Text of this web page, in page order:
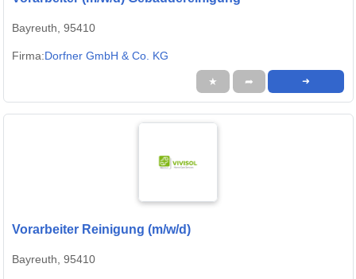
Bayreuth, 95410
Firma:Dorfner GmbH & Co. KG
★ ➦ ➜
Vorarbeiter Reinigung (m/w/d)
Bayreuth, 95410